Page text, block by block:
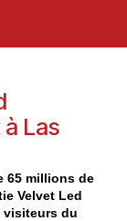
Las
65 millions de
Velvet Led
visiteurs du